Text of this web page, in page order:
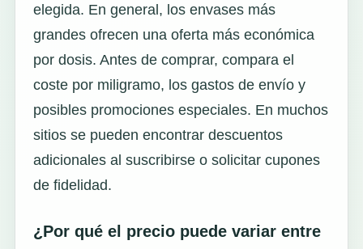
elegida. En general, los envases más
grandes ofrecen una oferta más económica
por dosis. Antes de comprar, compara el
coste por miligramo, los gastos de envío y
posibles promociones especiales. En muchos
sitios se pueden encontrar descuentos
adicionales al suscribirse o solicitar cupones
de fidelidad.
¿Por qué el precio puede variar entre